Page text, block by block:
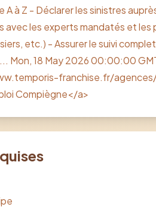
A à Z - Déclarer les sinistres
avec les experts mandatés et
etc.) - Assurer le suivi
Mon, 18 May 2026 00:00:00
franchise.fr/
Compiègne</a>